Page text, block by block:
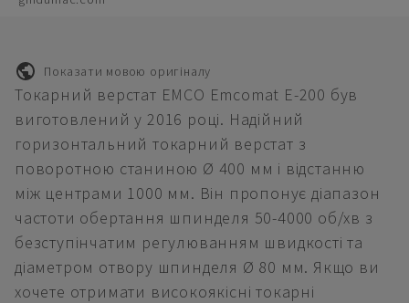
Показати мовою оригіналу
Токарний верстат EMCO Emcomat E-200 був
виготовлений у 2016 році. Надійний
горизонтальний токарний верстат з
поворотною станиною Ø 400 мм і відстанню
між центрами 1000 мм. Він пропонує діапазон
частоти обертання шпинделя 50-4000 об/хв з
безступінчатим регулюванням швидкості та
діаметром отвору шпинделя Ø 80 мм. Якщо ви
хочете отримати високоякісні токарні